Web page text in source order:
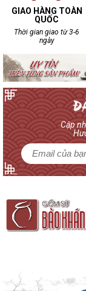
GIAO HÀNG TOÀN
QUỐC
Thời gian giao từ 3-6
ngày
Cập